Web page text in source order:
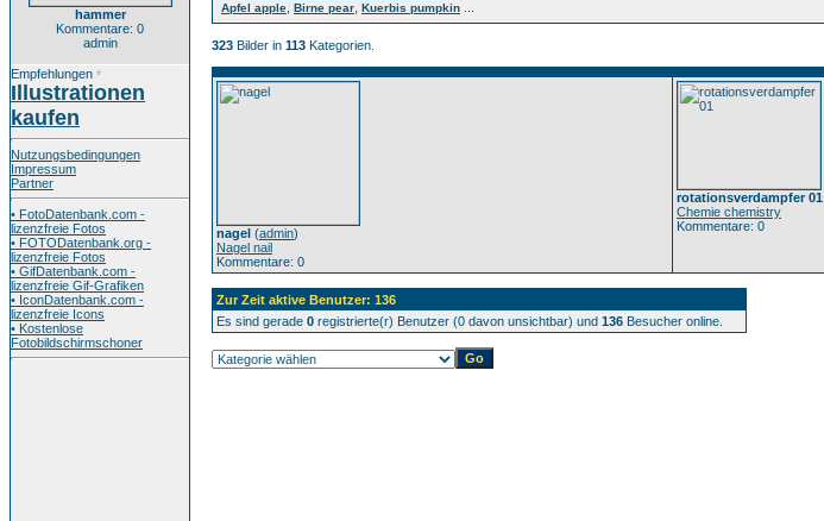
hammer
Kommentare: 0
admin
Empfehlungen *
Illustrationen
kaufen
Nutzungsbedingungen
Impressum
Partner
• FotoDatenbank.com -
lizenzfreie Fotos
• FOTODatenbank.org -
lizenzfreie Fotos
• GifDatenbank.com -
lizenzfreie Gif-Grafiken
• IconDatenbank.com -
lizenzfreie Icons
• Kostenlose
Fotobildschirmschoner
Apfel apple Birne pear Kuerbis pumpkin
323 Bilder in 113 Kategorien.
nagel (admin)
Nagel nail
Kommentare: 0
rotationsverdampfer 01
Chemie chemistry
Kommentare: 0
Zur Zeit aktive Benutzer: 136
Es sind gerade 0 registrierte(r) Benutzer (0 davon unsichtbar) und 136 Besucher online.